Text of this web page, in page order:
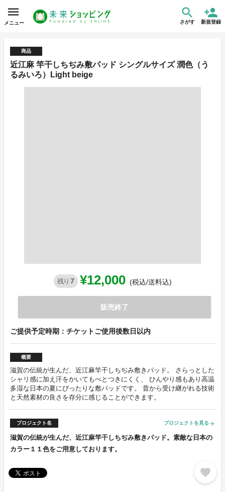
メニュー さがす 新規登録
商品
近江麻 竿干しちぢみ敷パッド シングルサイズ 潤色（う
るみいろ）Light beige
残り 7 ¥12,000 (税込/送料込)
販売終了
ご提供予定時期：チケットご使用後数日以内
概要
滋賀の伝統が生んだ、近江麻竿干しちぢみ敷きパッド。 さらっとした
シャリ感に加え汗をかいてもべとつきにくく、 ひんやり感もあり高温
多湿な日本の夏にぴったりな敷パッドです。 昔から受け継がれる技術
と天然素材の良さを存分に感じることができます。
プロジェクト名 プロジェクトを見る arrow_forward
滋賀の伝統が生んだ、近江麻竿干しちぢみ敷きパッド。素敵な日本の
カラー１１色をご用意しております。
favorite